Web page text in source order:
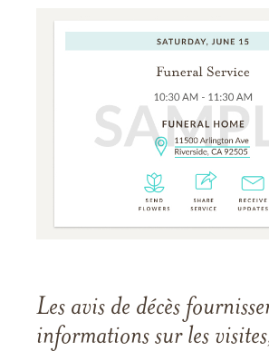
Les avis de décès
informations sur les